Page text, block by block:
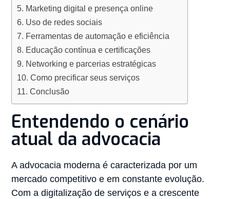
Marketing digital e presença online
Uso de redes sociais
Ferramentas de automação e eficiência
Educação contínua e certificações
Networking e parcerias estratégicas
Como precificar seus serviços
Conclusão
Entendendo o cenário
atual da advocacia
A advocacia moderna é caracterizada por um
mercado competitivo e em constante evolução.
Com a digitalização de serviços e a crescente